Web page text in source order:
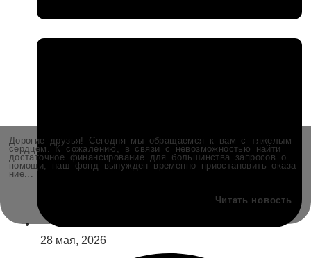
28 мая, 2026
Доро­гие дру­зья! Сего­дня мы обра­ща­ем­ся к вам с тяже­лым
серд­цем. К сожа­ле­нию, в свя­зи с невоз­мож­но­стью най­ти
доста­точ­ное финан­си­ро­ва­ние для боль­шин­ства запро­сов о
помо­щи, наш фонд вынуж­ден вре­мен­но при­оста­но­вить ока­за­
ние...
Читать новость